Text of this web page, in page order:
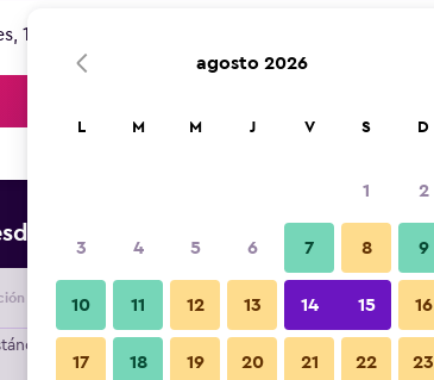
1 habitación
Oferta más barata de precio por noche
Proveedor Total noche
$60 Ver oferta
agosto 2026
L M M J V S D
1 2
3 4 5 6 7 8 9
10 11 12 13 14 15 16
17 18 19 20 21 22 23